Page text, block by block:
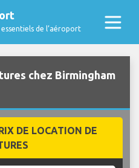
de l’aéroport
chez Birmingham
DE LOCATION DE